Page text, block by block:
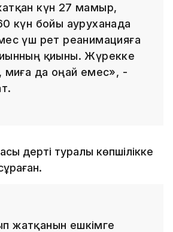
күн 27 мамыр,
күн бойы ауруханада
үш рет реанимацияға
қиыны. Жүрекке
миға да оңай емес», -
дерті туралы көпшілікке
жатқанын ешкімге